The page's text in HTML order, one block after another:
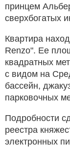
принцем
сверхбогатых
Квартира
Renzo". Ее
квадратных
с видом на
бассейн,
парковочных
Подробности
реестра
электронных